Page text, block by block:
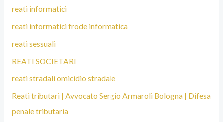
reati informatici
reati informatici frode informatica
reati sessuali
REATI SOCIETARI
reati stradali omicidio stradale
Reati tributari | Avvocato Sergio Armaroli Bologna | Difesa
penale tributaria